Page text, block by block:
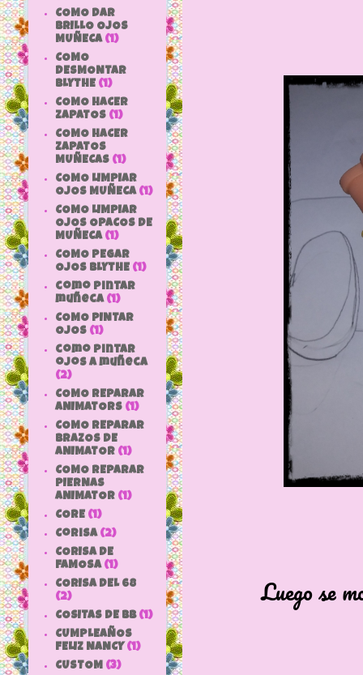
Luego se
COMO DAR
BRILLO OJOS
MUÑECA (1)
COMO
DESMONTAR
BLYTHE (1)
COMO HACER
ZAPATOS (1)
COMO HACER
ZAPATOS
MUÑECAS (1)
COMO LIMPIAR
OJOS MUÑECA (1)
COMO LIMPIAR
OJOS OPACOS DE
MUÑECA (1)
COMO PEGAR
OJOS BLYTHE (1)
como pintar
muñeca (1)
COMO PINTAR
OJOS (1)
como pintar
ojos a muñeca
(2)
COMO REPARAR
ANIMATORS (1)
COMO REPARAR
BRAZOS DE
ANIMATOR (1)
COMO REPARAR
PIERNAS
ANIMATOR (1)
CORE (1)
Corisa (2)
CORISA DE
FAMOSA (1)
CORISA DEL 68
(2)
COSITAS DE bb (1)
CUMPLEAÑOS
FELIZ NANCY (1)
CUSTOM (3)